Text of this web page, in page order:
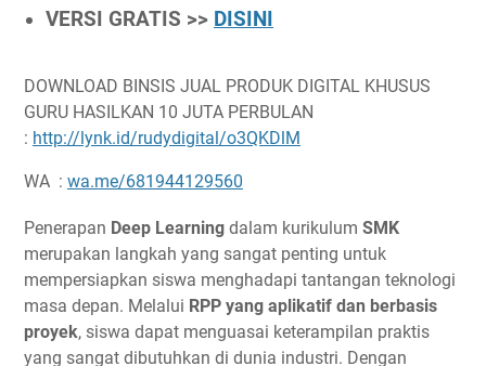
VERSI GRATIS >> DISINI
DOWNLOAD BINSIS JUAL PRODUK DIGITAL KHUSUS
GURU HASILKAN 10 JUTA PERBULAN
: http://lynk.id/rudydigital/o3QKDlM
WA : wa.me/681944129560
Penerapan Deep Learning dalam kurikulum SMK
merupakan langkah yang sangat penting untuk
mempersiapkan siswa menghadapi tantangan teknologi
masa depan. Melalui RPP yang aplikatif dan berbasis
proyek, siswa dapat menguasai keterampilan praktis
yang sangat dibutuhkan di dunia industri. Dengan